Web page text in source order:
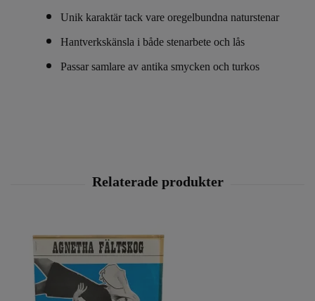
Unik karaktär tack vare oregelbundna naturstenar
Hantverkskänsla i både stenarbete och lås
Passar samlare av antika smycken och turkos